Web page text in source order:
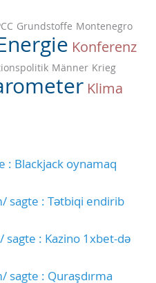
Grundstoffe Montenegro
Konferenz
Männer Krieg
Klima
: Blackjack oynamaq
sagte : Tətbiqi endirib
: Kazino 1xbet-də
: Quraşdırma